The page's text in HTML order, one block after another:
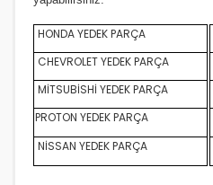
HONDA YEDEK PARÇA
CHEVROLET YEDEK PARÇA
MİTSUBİSHİ YEDEK PARÇA
PROTON YEDEK PARÇA
NİSSAN YEDEK PARÇA